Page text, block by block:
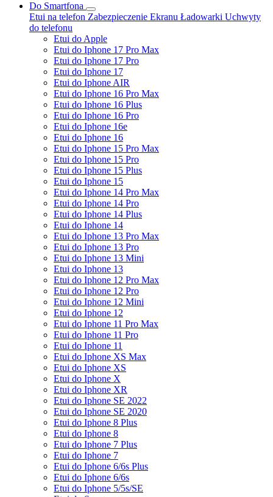
Do Smartfona
Etui na telefon Zabezpieczenie Ekranu Ładowarki Uchwyty
do telefonu
Etui do Apple
Etui do Iphone 17 Pro Max
Etui do Iphone 17 Pro
Etui do Iphone 17
Etui do Iphone AIR
Etui do Iphone 16 Pro Max
Etui do Iphone 16 Plus
Etui do Iphone 16 Pro
Etui do Iphone 16e
Etui do Iphone 16
Etui do Iphone 15 Pro Max
Etui do Iphone 15 Pro
Etui do Iphone 15 Plus
Etui do Iphone 15
Etui do Iphone 14 Pro Max
Etui do Iphone 14 Pro
Etui do Iphone 14 Plus
Etui do Iphone 14
Etui do Iphone 13 Pro Max
Etui do Iphone 13 Pro
Etui do Iphone 13 Mini
Etui do Iphone 13
Etui do Iphone 12 Pro Max
Etui do Iphone 12 Pro
Etui do Iphone 12 Mini
Etui do Iphone 12
Etui do Iphone 11 Pro Max
Etui do Iphone 11 Pro
Etui do Iphone 11
Etui do Iphone XS Max
Etui do Iphone XS
Etui do Iphone X
Etui do Iphone XR
Etui do Iphone SE 2022
Etui do Iphone SE 2020
Etui do Iphone 8 Plus
Etui do Iphone 8
Etui do Iphone 7 Plus
Etui do Iphone 7
Etui do Iphone 6/6s Plus
Etui do Iphone 6/6s
Etui do Iphone 5/5s/SE